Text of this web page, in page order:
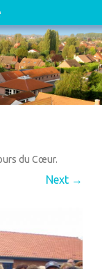
du Cœur.
Next →